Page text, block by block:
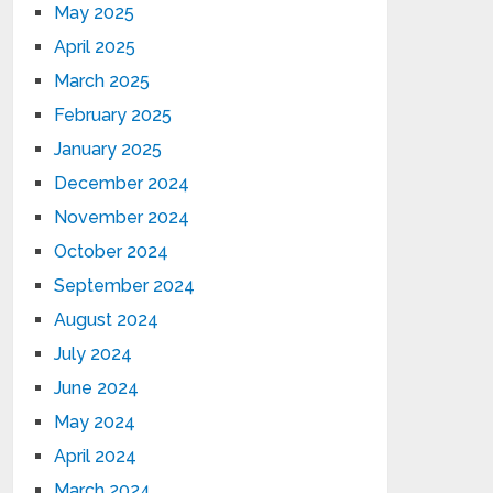
May 2025
April 2025
March 2025
February 2025
January 2025
December 2024
November 2024
October 2024
September 2024
August 2024
July 2024
June 2024
May 2024
April 2024